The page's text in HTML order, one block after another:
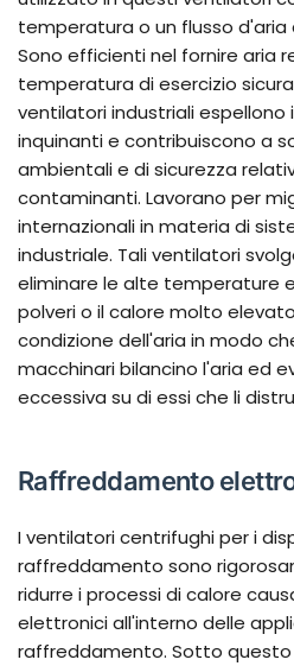
temperatura o un flusso
Sono efficienti nel fornire aria
temperatura di esercizio
ventilatori industriali espellono
inquinanti e contribuiscono a
ambientali e di sicurezza
contaminanti. Lavorano per
internazionali in materia di
industriale. Tali ventilatori
eliminare le alte temperature
polveri o il calore molto
condizione dell'aria in modo
macchinari bilancino l'aria ed
eccessiva su di essi che li
Raffreddamento
I ventilatori centrifughi per i
raffreddamento sono
ridurre i processi di calore
elettronici all'interno delle
raffreddamento. Sotto